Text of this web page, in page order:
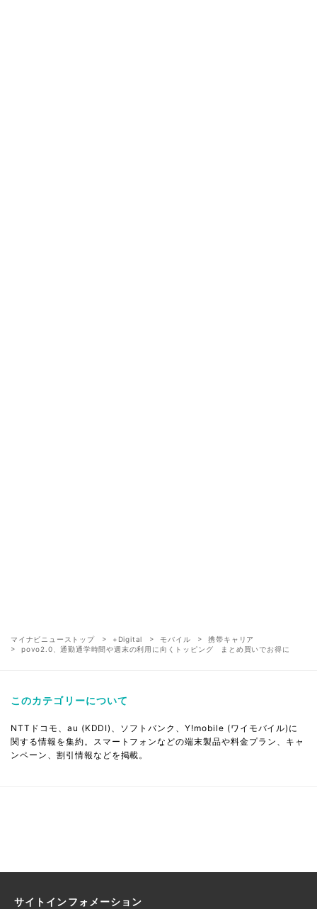
マイナビニューストップ +Digital モバイル
携帯キャリア
povo2.0、通勤通学時間や週末の利用に向くトッピング まとめ買いでお得に
このカテゴリーについて
NTTドコモ、au (KDDI)、ソフトバンク、Y!mobile (ワイモバイル)に
関する情報を集約。スマートフォンなどの端末製品や料金プラン、キャ
ンペーン、割引情報などを掲載。
サイトインフォメーション